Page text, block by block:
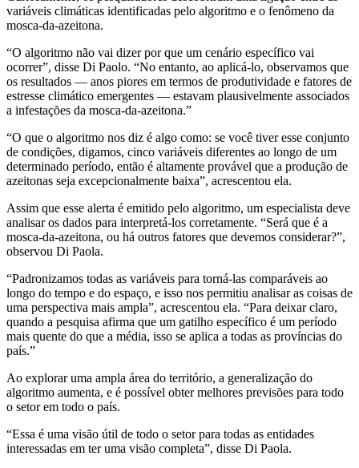
variáveis climáticas identificadas pelo algoritmo e o fenômeno da
mosca-da-azeitona.
“O algoritmo não vai dizer por que um cenário específico vai
ocorrer”, disse Di Paolo. “No entanto, ao aplicá-lo, observamos que
os resultados — anos piores em termos de produtividade e fatores de
estresse climático emergentes — estavam plausivelmente associados
a infestações da mosca-da-azeitona.”
“O que o algoritmo nos diz é algo como: se você tiver esse conjunto
de condições, digamos, cinco variáveis diferentes ao longo de um
determinado período, então é altamente provável que a produção de
azeitonas seja excepcionalmente baixa”, acrescentou ela.
Assim que esse alerta é emitido pelo algoritmo, um especialista deve
analisar os dados para interpretá-los corretamente. “Será que é a
mosca-da-azeitona, ou há outros fatores que devemos considerar?”,
observou Di Paola.
“Padronizamos todas as variáveis para torná-las comparáveis ao
longo do tempo e do espaço, e isso nos permitiu analisar as coisas de
uma perspectiva mais ampla”, acrescentou ela. “Para deixar claro,
quando a pesquisa afirma que um gatilho específico é um período
mais quente do que a média, isso se aplica a todas as províncias do
país.”
Ao explorar uma ampla área do território, a generalização do
algoritmo aumenta, e é possível obter melhores previsões para todo
o setor em todo o país.
“Essa é uma visão útil de todo o setor para todas as entidades
interessadas em ter uma visão completa”, disse Di Paola.